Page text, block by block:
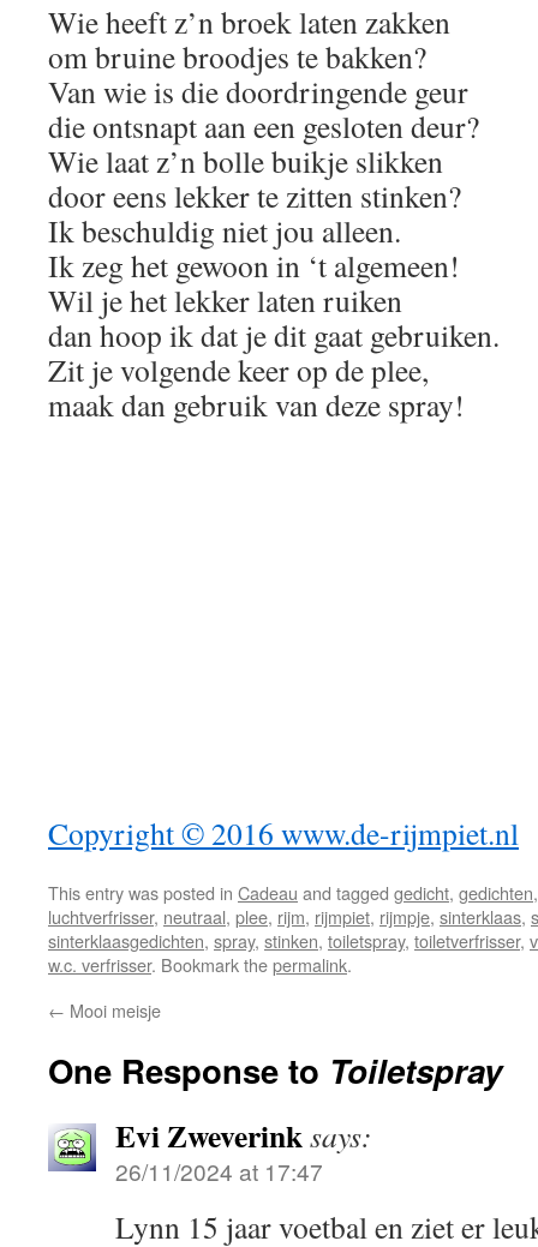
Wie heeft z’n broek laten zakken
om bruine broodjes te bakken?
Van wie is die doordringende geur
die ontsnapt aan een gesloten deur?
Wie laat z’n bolle buikje slikken
door eens lekker te zitten stinken?
Ik beschuldig niet jou alleen.
Ik zeg het gewoon in ‘t algemeen!
Wil je het lekker laten ruiken
dan hoop ik dat je dit gaat gebruiken.
Zit je volgende keer op de plee,
maak dan gebruik van deze spray!
Copyright © 2016 www.de-rijmpiet.nl
This entry was posted in Cadeau and tagged gedicht, gedichten
luchtverfrisser, neutraal, plee, rijm, rijmpiet, rijmpje, sinterklaas,
sinterklaasgedichten, spray, stinken, toiletspray, toiletverfrisser,
w.c. verfrisser. Bookmark thepermalink.
← Mooi meisje
One Response to Toiletspray
Evi Zweverinksays:
26/11/2024 at 17:47
Lynn 15 jaar voetbal en ziet er